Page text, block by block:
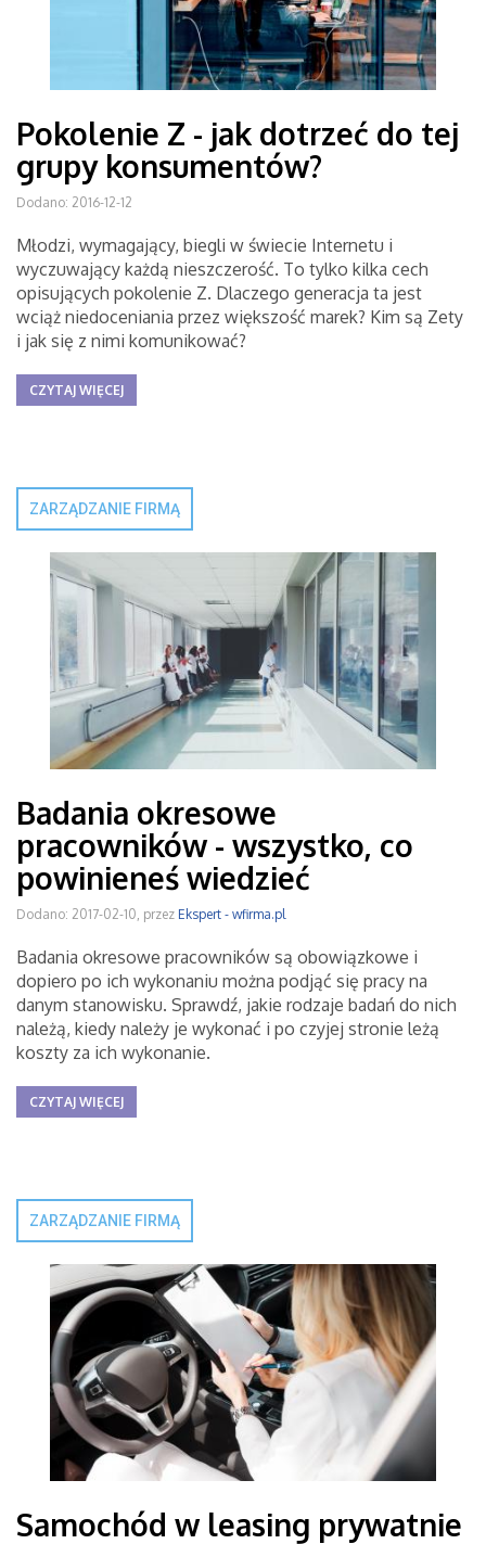
Pokolenie Z - jak dotrzeć do tej
grupy konsumentów?
Dodano: 2016-12-12
Młodzi, wymagający, biegli w świecie Internetu i
wyczuwający każdą nieszczerość. To tylko kilka cech
opisujących pokolenie Z. Dlaczego generacja ta jest
wciąż niedoceniania przez większość marek? Kim są Zety
i jak się z nimi komunikować?
CZYTAJ WIĘCEJ
ZARZĄDZANIE FIRMĄ
Badania okresowe
pracowników - wszystko, co
powinieneś wiedzieć
Dodano: 2017-02-10, przez Ekspert - wfirma.pl
Badania okresowe pracowników są obowiązkowe i
dopiero po ich wykonaniu można podjąć się pracy na
danym stanowisku. Sprawdź, jakie rodzaje badań do nich
należą, kiedy należy je wykonać i po czyjej stronie leżą
koszty za ich wykonanie.
CZYTAJ WIĘCEJ
ZARZĄDZANIE FIRMĄ
Samochód w leasing prywatnie